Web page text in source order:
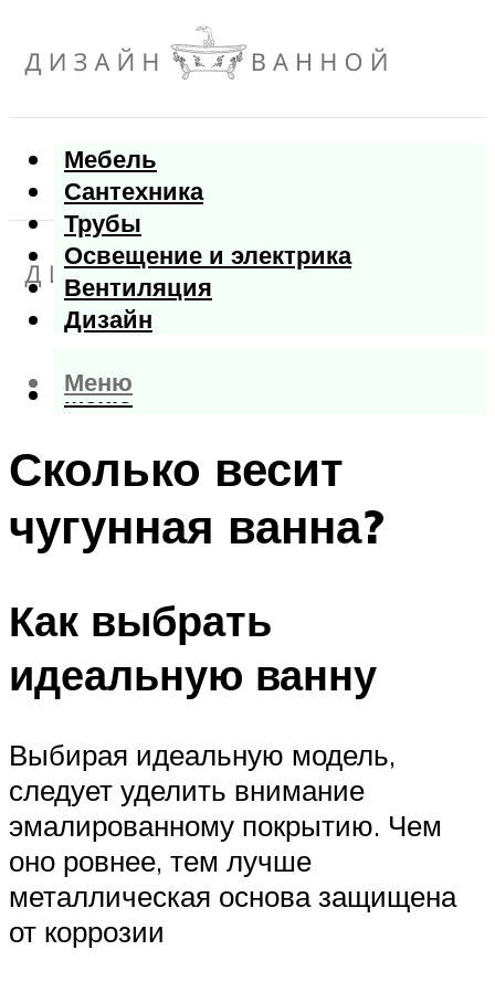
Мебель
Сантехника
Трубы
Освещение и электрика
Вентиляция
Дизайн
Меню
Меню
Сколько весит
чугунная ванна?
Как выбрать
идеальную ванну
Выбирая идеальную модель,
следует уделить внимание
эмалированному покрытию. Чем
оно ровнее, тем лучше
металлическая основа защищена
от коррозии